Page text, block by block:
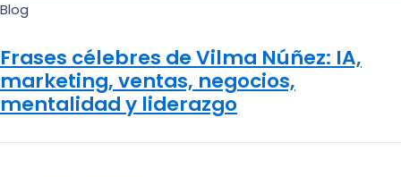
Blog
Frases célebres de Vilma Núñez: IA,
marketing, ventas, negocios,
mentalidad y liderazgo